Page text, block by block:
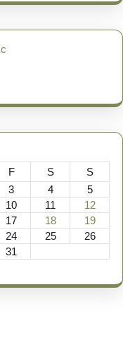
F S
S
3 4
5
10 11
12
17 18
19
24 25
26
31